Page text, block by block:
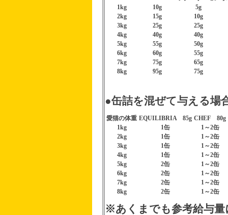
1kg
10g
5g
2kg
15g
10g
3kg
25g
25g
4kg
40g
40g
5kg
55g
50g
6kg
60g
55g
7kg
75g
65g
8kg
95g 75g
●缶詰を混ぜて与える場
愛猫の体重 EQUILIBRIA 85g CHEF 80g
1kg
1缶
1～2缶
2kg
1缶
1～2缶
3kg
1缶
1～2缶
4kg
1缶
1～2缶
5kg
2缶
1～2缶
6kg
2缶
1～2缶
7kg
2缶
1～2缶
8kg
2缶 1～2缶
※あくまでも参考給与